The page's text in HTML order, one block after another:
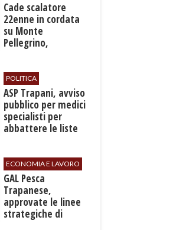
​Cade scalatore
22enne in cordata
su Monte
Pellegrino,
gamba
POLITICA
ASP Trapani, avviso
pubblico per medici
specialisti per
abbattere le liste
ECONOMIA E LAVORO
GAL Pesca
Trapanese,
approvate le linee
strategiche di